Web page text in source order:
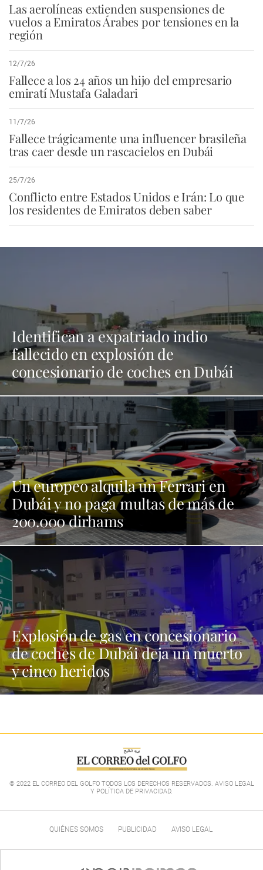
Las aerolíneas extienden suspensiones de
vuelos a Emiratos Árabes por tensiones en la
región
12/7/26
Fallece a los 24 años un hijo del empresario
emiratí Mustafa Galadari
11/7/26
Fallece trágicamente una influencer brasileña
tras caer desde un rascacielos en Dubái
25/7/26
Conflicto entre Estados Unidos e Irán: Lo que
los residentes de Emiratos deben saber
Identifican a expatriado indio
fallecido en explosión de
concesionario de coches en Dubái
Un europeo alquila un Ferrari en
Dubái y no paga multas de más de
200.000 dirhams
Explosión de gas en concesionario
de coches de Dubái deja un muerto
y cinco heridos
© 2022 EL CORREO DEL GOLFO TODOS LOS DERECHOS RESERVADOS. AVISO LEGAL
Y POLÍTICA DE PRIVACIDAD.
QUIÉNES SOMOS PUBLICIDAD AVISO LEGAL